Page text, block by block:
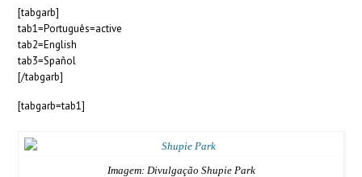
[tabgarb]
tab1=Português=active
tab2=English
tab3=Spañol
[/tabgarb]
[tabgarb=tab1]
Imagem: Divulgação Shupie Park